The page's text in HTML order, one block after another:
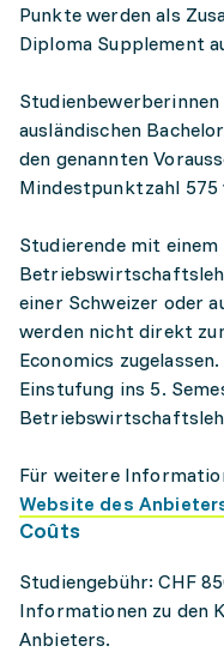
Punkte werden als
Diploma Supplement
ausländischen
den genannten
Mindestpunktzahl 575
Studierende mit
einer Schweizer oder
werden nicht direkt
Economics
Einstufung ins 5.
Für weitere
Website des
Coûts
Studiengebühr: CHF
Informationen zu den
Anbieters.